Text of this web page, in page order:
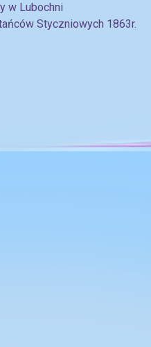
w Lubochni
Styczniowych 1863r.